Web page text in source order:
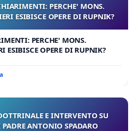
PERCHE' MONS.
ESIBISCE OPERE DI RUPNIK?
PERCHE' MONS.
ESIBISCE OPERE DI RUPNIK?
E INTERVENTO SU
ANTONIO SPADARO